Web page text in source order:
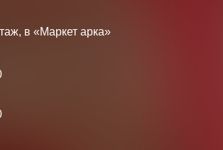
в «Маркет арка»